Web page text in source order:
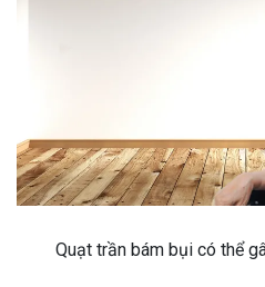
Quạt trần bám bụi có thể